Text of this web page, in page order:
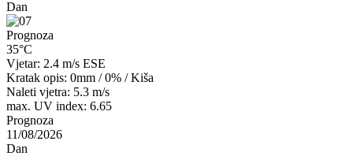
Dan
Prognoza
35°C
Vjetar: 2.4 m/s ESE
Kratak opis: 0mm /0% /Kiša
Naleti vjetra: 5.3 m/s
max. UV index: 6.65
Prognoza
11/08/2026
Dan